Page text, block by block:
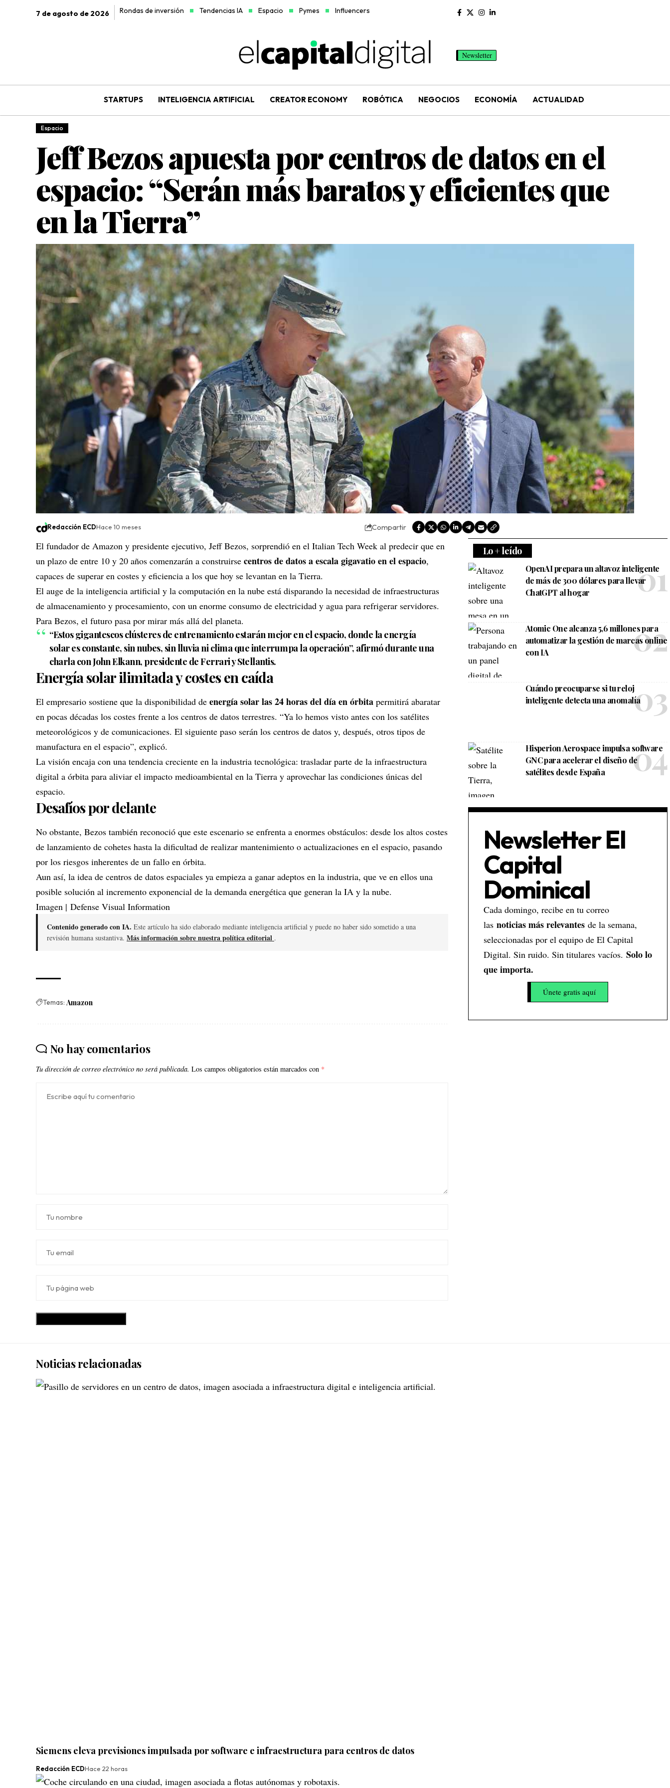
7 de agosto de 2026 Rondas de inversión Tendencias IA Espacio Pymes Influencers
Newsletter
STARTUPS INTELIGENCIA ARTIFICIAL CREATOR ECONOMY ROBÓTICA NEGOCIOS ECONOMÍA ACTUALIDAD
Espacio
Jeff Bezos apuesta por centros de datos en el
espacio: “Serán más baratos y eficientes que
en la Tierra”
Redacción ECDHace 10 meses Compartir
El fundador de Amazon y presidente ejecutivo, Jeff Bezos, sorprendió en el Italian Tech Week al predecir que en
un plazo de entre 10 y 20 años comenzarán a construirse centros de datos a escala gigavatio en el espacio,
capaces de superar en costes y eficiencia a los que hoy se levantan en la Tierra.
El auge de la inteligencia artificial y la computación en la nube está disparando la necesidad de infraestructuras
de almacenamiento y procesamiento, con un enorme consumo de electricidad y agua para refrigerar servidores.
Para Bezos, el futuro pasa por mirar más allá del planeta.
“Estos gigantescos clústeres de entrenamiento estarán mejor en el espacio, donde la energía
solar es constante, sin nubes, sin lluvia ni clima que interrumpa la operación”, afirmó durante una
charla con John Elkann, presidente de Ferrari y Stellantis.
Energía solar ilimitada y costes en caída
El empresario sostiene que la disponibilidad de energía solar las 24 horas del día en órbita permitirá abaratar
en pocas décadas los costes frente a los centros de datos terrestres. “Ya lo hemos visto antes con los satélites
meteorológicos y de comunicaciones. El siguiente paso serán los centros de datos y, después, otros tipos de
manufactura en el espacio”, explicó.
La visión encaja con una tendencia creciente en la industria tecnológica: trasladar parte de la infraestructura
digital a órbita para aliviar el impacto medioambiental en la Tierra y aprovechar las condiciones únicas del
espacio.
Desafíos por delante
No obstante, Bezos también reconoció que este escenario se enfrenta a enormes obstáculos: desde los altos costes
de lanzamiento de cohetes hasta la dificultad de realizar mantenimiento o actualizaciones en el espacio, pasando
por los riesgos inherentes de un fallo en órbita.
Aun así, la idea de centros de datos espaciales ya empieza a ganar adeptos en la industria, que ve en ellos una
posible solución al incremento exponencial de la demanda energética que generan la IA y la nube.
Imagen | Defense Visual Information
Contenido generado con IA. Este artículo ha sido elaborado mediante inteligencia artificial y puede no haber sido sometido a una
revisión humana sustantiva. Más información sobre nuestra política editorial .
Temas: Amazon
No hay comentarios
Tu dirección de correo electrónico no será publicada. Los campos obligatorios están marcados con *
Lo + leído
OpenAI prepara un altavoz inteligente
de más de 300 dólares para llevar
ChatGPT al hogar
Atomic One alcanza 5,6 millones para
automatizar la gestión de marcas online
con IA
Cuándo preocuparse si tu reloj
inteligente detecta una anomalía
Hisperion Aerospace impulsa software
GNC para acelerar el diseño de
satélites desde España
Newsletter El
Capital
Dominical
Cada domingo, recibe en tu correo
lasnoticias más relevantesde la semana,
seleccionadas por el equipo de El Capital
Digital. Sin ruido. Sin titulares vacíos. Solo lo
que importa.
Únete gratis aquí
Noticias relacionadas
Siemens eleva previsiones impulsada por software e infraestructura para centros de datos
Redacción ECDHace 22 horas